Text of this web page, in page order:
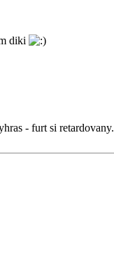
diki
- furt si retardovany.